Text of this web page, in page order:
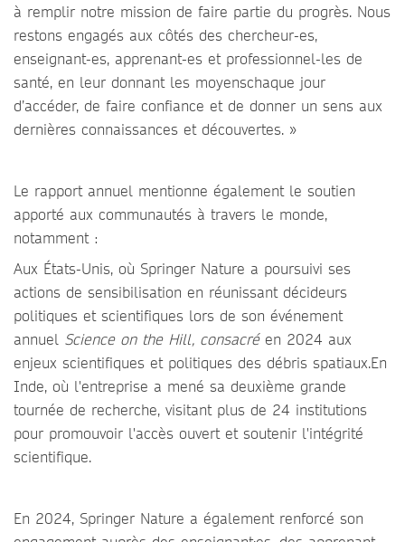
à remplir notre mission de faire partie du progrès. Nous
restons engagés aux côtés des chercheur-es,
enseignant-es, apprenant-es et professionnel-les de
santé, en leur donnant les moyenschaque jour
d’accéder, de faire confiance et de donner un sens aux
dernières connaissances et découvertes. »
Le rapport annuel mentionne également le soutien
apporté aux communautés à travers le monde,
notamment :
Aux États-Unis, où Springer Nature a poursuivi ses
actions de sensibilisation en réunissant décideurs
politiques et scientifiques lors de son événement
annuel Science on the Hill, consacréen 2024 aux
enjeux scientifiques et politiques des débris spatiaux.En
Inde, où l'entreprise a mené sa deuxième grande
tournée de recherche, visitant plus de 24 institutions
pour promouvoir l'accès ouvert et soutenir l'intégrité
scientifique.
En 2024, Springer Nature a également renforcé son